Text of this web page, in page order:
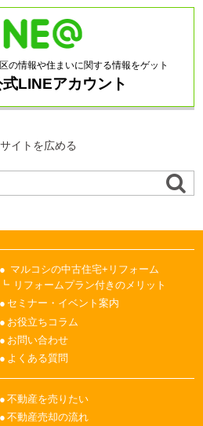
の情報や住まいに関する情報をゲット
LINEアカウント
イトを広める
マルコシの中古住宅+リフォーム
リフォームプラン付きのメリット
セミナー・イベント案内
お役立ちコラム
お問い合わせ
よくある質問
不動産を売りたい
不動産売却の流れ